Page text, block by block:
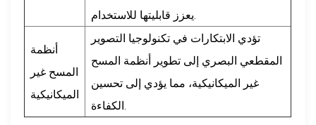
أنظمة
المسح غير
الميكانيكية
تؤدي الابتكارات في تكنولوجيا التصوير
المقطعي البصري إلى تطوير أنظمة المسح
غير الميكانيكية، مما يؤدي إلى تحسين